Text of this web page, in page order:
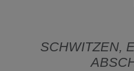
SCHWITZEN,